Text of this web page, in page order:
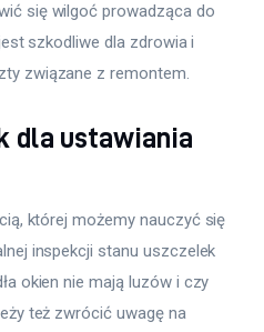
się wilgoć prowadząca do
szkodliwe dla zdrowia i
związane z remontem.
dla ustawiania
której możemy nauczyć się
inspekcji stanu uszczelek
okien nie mają luzów i czy
też zwrócić uwagę na